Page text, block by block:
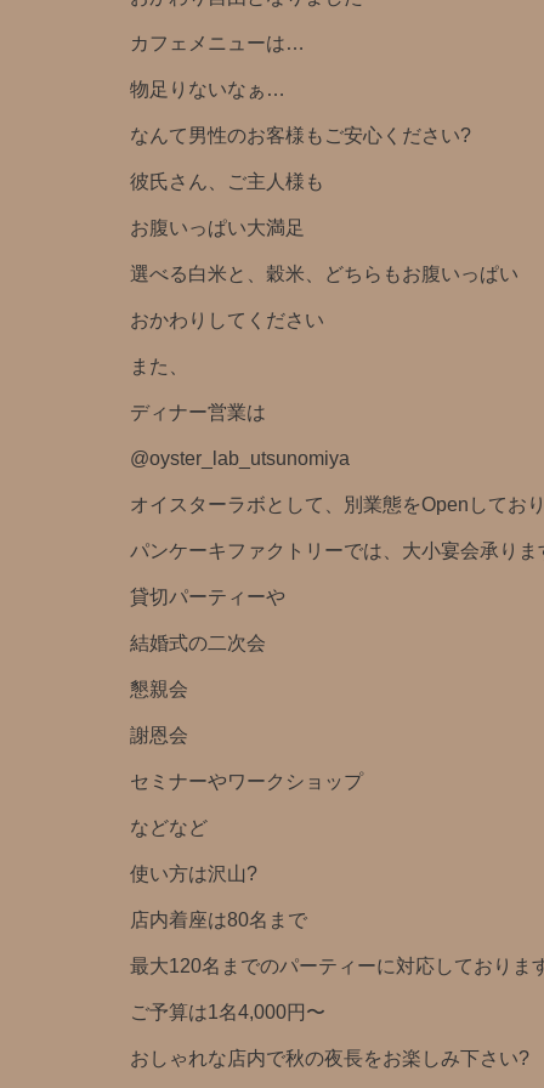
カフェメニューは…
物足りないなぁ…
なんて男性のお客様もご安心ください?
彼氏さん、ご主人様も
お腹いっぱい大満足
選べる白米と、穀米、どちらもお腹いっぱい
おかわりしてください
また、
ディナー営業は
@oyster_lab_utsunomiya
オイスターラボとして、別業態をOpenしてお
パンケーキファクトリーでは、大小宴会承りま
貸切パーティーや
結婚式の二次会
懇親会
謝恩会
セミナーやワークショップ
などなど
使い方は沢山?️
店内着座は80名まで
最大120名までのパーティーに対応しておりま
ご予算は1名4,000円〜
おしゃれな店内で秋の夜長をお楽しみ下さい?